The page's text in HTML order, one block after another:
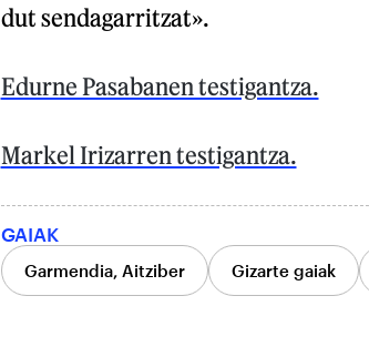
dut sendagarritzat».
Edurne Pasabanen testigantza.
Markel Irizarren testigantza.
GAIAK
Garmendia, Aitziber Gizarte gaiak